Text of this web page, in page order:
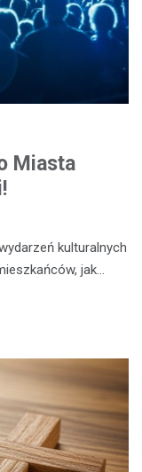
Miasta
kulturalnych
jak…